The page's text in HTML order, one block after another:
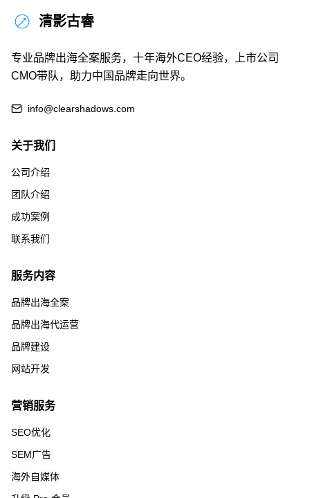
清影古睿
专业品牌出海全案服务，十年海外CEO经验，上市公司
CMO带队，助力中国品牌走向世界。
info@clearshadows.com
关于我们
公司介绍
团队介绍
成功案例
联系我们
服务内容
品牌出海全案
品牌出海代运营
品牌建设
网站开发
营销服务
SEO优化
SEM广告
海外自媒体